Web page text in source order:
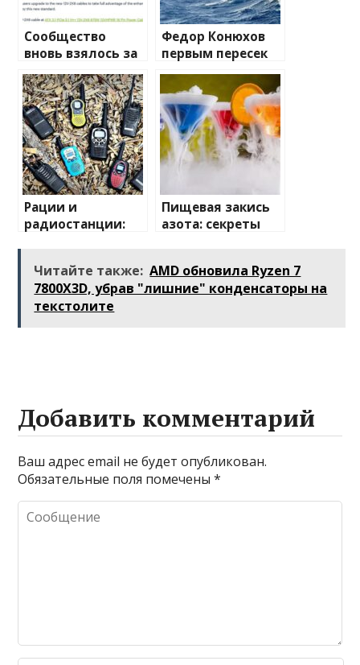
Сообщество
вновь взялось за
изучение случаев
плавления
разъема 12V-2×6
Федор Конюхов
первым пересек
Южную
Атлантику на
весельной лодке
Рации и
радиостанции:
миру
беспроводной
связи
Пищевая закись
азота: секреты
Читайте также: AMD обновила Ryzen 7
7800X3D, убрав "лишние" конденсаторы на
текстолите
Добавить комментарий
Ваш адрес email не будет опубликован.
Обязательные поля помечены*